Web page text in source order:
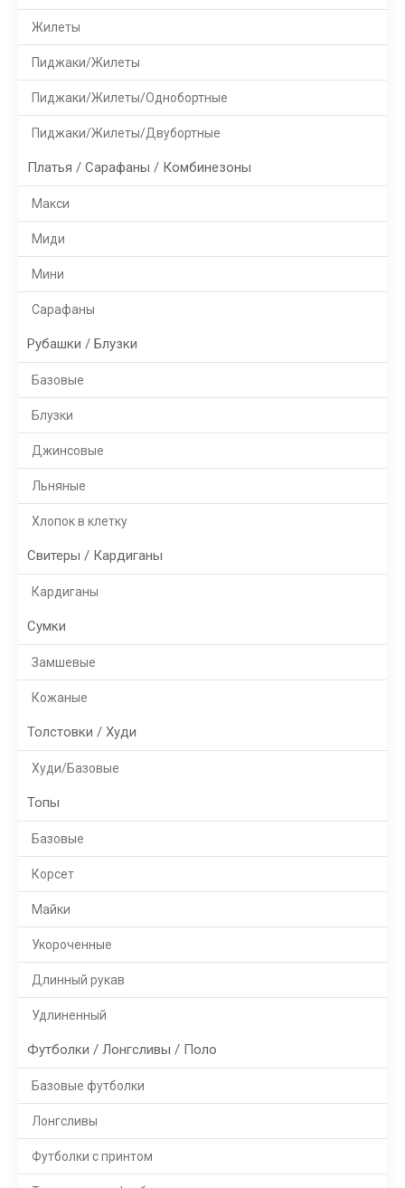
Жилеты
Пиджаки/Жилеты
Пиджаки/Жилеты/Однобортные
Пиджаки/Жилеты/Двубортные
Платья / Сарафаны / Комбинезоны
Макси
Миди
Мини
Сарафаны
Рубашки / Блузки
Базовые
Блузки
Джинсовые
Льняные
Хлопок в клетку
Свитеры / Кардиганы
Кардиганы
Сумки
Замшевые
Кожаные
Толстовки / Худи
Худи/Базовые
Топы
Базовые
Корсет
Майки
Укороченные
Длинный рукав
Удлиненный
Футболки / Лонгсливы / Поло
Базовые футболки
Лонгсливы
Футболки с принтом